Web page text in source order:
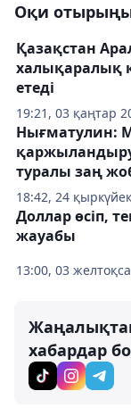
Оқи
19:21, 03 қаңтар
Қазақстан
халықаралық
етеді
18:42, 24
Нығматулин:
туралы заң
13:00, 03
Доллар өсіп,
жауабы
хабардар